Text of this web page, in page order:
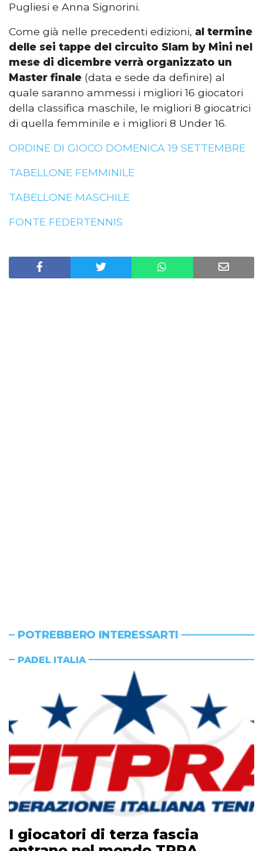
Pugliesi e Anna Signorini.
Come già nelle precedenti edizioni, al termine
delle sei tappe del circuito Slam by Mini nel
mese di dicembre verrà organizzato un
Master finale (data e sede da definire) al
quale saranno ammessi i migliori 16 giocatori
della classifica maschile, le migliori 8 giocatrici
di quella femminile e i migliori 8 Under 16.
ORDINE DI GIOCO DOMENICA 19 SETTEMBRE
TABELLONE FEMMINILE
TABELLONE MASCHILE
FONTE FEDERTENNIS
POTREBBERO INTERESSARTI
PADEL ITALIA
I giocatori di terza fascia